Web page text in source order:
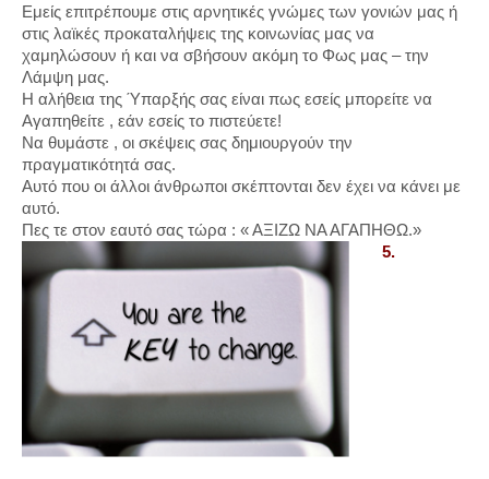
Εμείς επιτρέπουμε στις αρνητικές γνώμες των γονιών μας ή
στις λαϊκές προκαταλήψεις της κοινωνίας μας να
χαμηλώσουν ή και να σβήσουν ακόμη το Φως μας – την
Λάμψη μας.
Η αλήθεια της Ύπαρξής σας είναι πως εσείς μπορείτε να
Αγαπηθείτε , εάν εσείς το πιστεύετε!
Να θυμάστε , οι σκέψεις σας δημιουργούν την
πραγματικότητά σας.
Αυτό που οι άλλοι άνθρωποι σκέπτονται δεν έχει να κάνει με
αυτό.
Πες τε στον εαυτό σας τώρα : « ΑΞΙΖΩ ΝΑ ΑΓΑΠΗΘΩ.»
5.